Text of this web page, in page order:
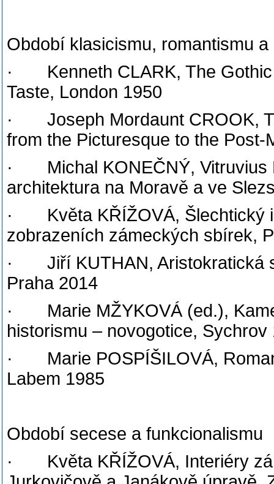
Období klasicismu, romantismu a
· Kenneth CLARK, The Gothic
Taste, London 1950
· Joseph Mordaunt CROOK,
from the Picturesque to the Post-
· Michal KONEČNÝ, Vitruvius
architektura na Moravě a ve
· Květa KŘÍŽOVÁ, Šlechtický
zobrazeních zámeckých sbírek,
· Jiří KUTHAN, Aristokratická
Praha 2014
· Marie MŽYKOVÁ (ed.),
historismu – novogotice, Sychrov
· Marie POSPÍŠILOVÁ,
Labem 1985
Období secese a funkcionalismu
· Květa KŘÍŽOVÁ, Interiéry